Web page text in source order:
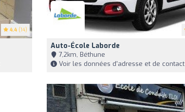
4.4 (14)
Auto-École Laborde
7,2km, Béthune
Voir les données d'adresse et de contact